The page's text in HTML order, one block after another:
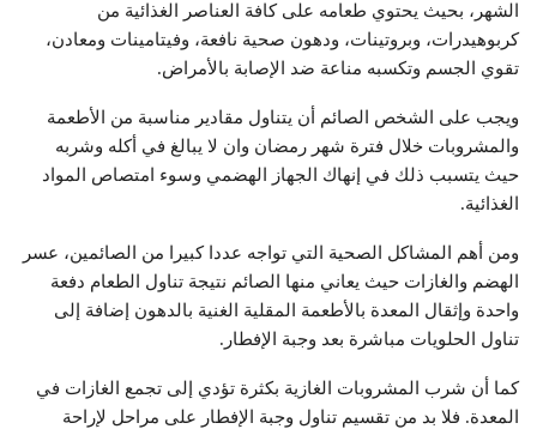
الشهر، بحيث يحتوي طعامه على كافة العناصر الغذائية من
كربوهيدرات، وبروتينات، ودهون صحية نافعة، وفيتامينات ومعادن،
تقوي الجسم وتكسبه مناعة ضد الإصابة بالأمراض.
ويجب على الشخص الصائم أن يتناول مقادير مناسبة من الأطعمة
والمشروبات خلال فترة شهر رمضان وان لا يبالغ في أكله وشربه
حيث يتسبب ذلك في إنهاك الجهاز الهضمي وسوء امتصاص المواد
الغذائية.
ومن أهم المشاكل الصحية التي تواجه عددا كبيرا من الصائمين، عسر
الهضم والغازات حيث يعاني منها الصائم نتيجة تناول الطعام دفعة
واحدة وإثقال المعدة بالأطعمة المقلية الغنية بالدهون إضافة إلى
تناول الحلويات مباشرة بعد وجبة الإفطار.
كما أن شرب المشروبات الغازية بكثرة تؤدي إلى تجمع الغازات في
المعدة. فلا بد من تقسيم تناول وجبة الإفطار على مراحل لإراحة